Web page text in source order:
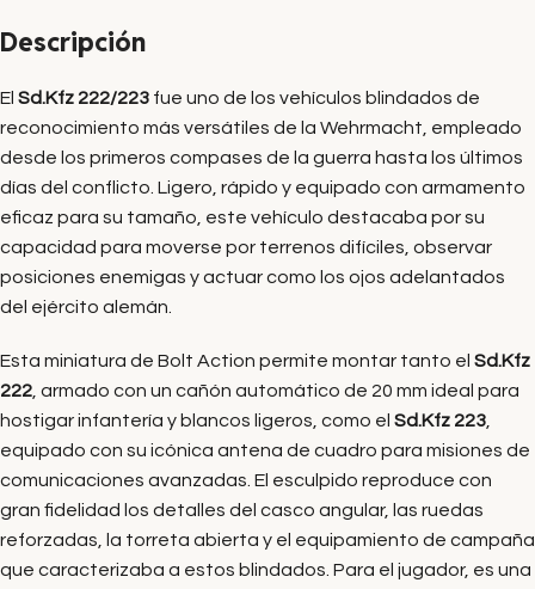
Descripción
El Sd.Kfz 222/223 fue uno de los vehículos blindados de
reconocimiento más versátiles de la Wehrmacht, empleado
desde los primeros compases de la guerra hasta los últimos
días del conflicto. Ligero, rápido y equipado con armamento
eficaz para su tamaño, este vehículo destacaba por su
capacidad para moverse por terrenos difíciles, observar
posiciones enemigas y actuar como los ojos adelantados
del ejército alemán.
Esta miniatura de Bolt Action permite montar tanto el Sd.Kfz
222 , armado con un cañón automático de 20 mm ideal para
hostigar infantería y blancos ligeros, como el Sd.Kfz 223
equipado con su icónica antena de cuadro para misiones de
comunicaciones avanzadas. El esculpido reproduce con
gran fidelidad los detalles del casco angular, las ruedas
reforzadas, la torreta abierta y el equipamiento de campaña
que caracterizaba a estos blindados. Para el jugador, es una